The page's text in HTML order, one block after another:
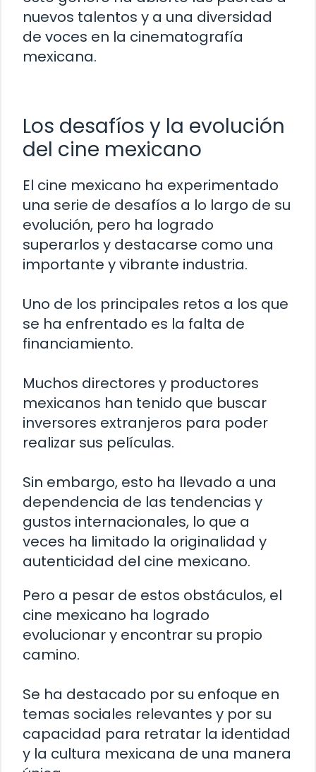
nuevos talentos y a una diversidad
de voces en la cinematografía
mexicana.
Los desafíos y la evolución
del cine mexicano
El cine mexicano ha experimentado
una serie de desafíos a lo largo de su
evolución, pero ha logrado
superarlos y destacarse como una
importante y vibrante industria.
Uno de los principales retos a los que
se ha enfrentado es la falta de
financiamiento.
Muchos directores y productores
mexicanos han tenido que buscar
inversores extranjeros para poder
realizar sus películas.
Sin embargo, esto ha llevado a una
dependencia de las tendencias y
gustos internacionales, lo que a
veces ha limitado la originalidad y
autenticidad del cine mexicano.
Pero a pesar de estos obstáculos, el
cine mexicano ha logrado
evolucionar y encontrar su propio
camino.
Se ha destacado por su enfoque en
temas sociales relevantes y por su
capacidad para retratar la identidad
y la cultura mexicana de una manera